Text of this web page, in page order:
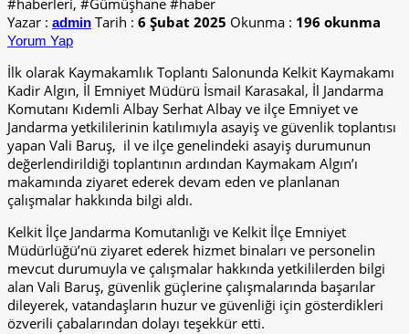
Yazar : admin Tarih : 6 Şubat 2025 Okunma : 196 okunma
Yorum Yap
İlk olarak Kaymakamlık Toplantı Salonunda Kelkit Kaymakamı
Kadir Algın, İl Emniyet Müdürü İsmail Karasakal, İl Jandarma
Komutanı Kıdemli Albay Serhat Albay ve ilçe Emniyet ve
Jandarma yetkililerinin katılımıyla asayiş ve güvenlik toplantısı
yapan Vali Baruş, il ve ilçe genelindeki asayiş durumunun
değerlendirildiği toplantının ardından Kaymakam Algın’ı
makamında ziyaret ederek devam eden ve planlanan
çalışmalar hakkında bilgi aldı.
Kelkit İlçe Jandarma Komutanlığı ve Kelkit İlçe Emniyet
Müdürlüğü’nü ziyaret ederek hizmet binaları ve personelin
mevcut durumuyla ve çalışmalar hakkında yetkililerden bilgi
alan Vali Baruş, güvenlik güçlerine çalışmalarında başarılar
dileyerek, vatandaşların huzur ve güvenliği için gösterdikleri
özverili çabalarından dolayı teşekkür etti.